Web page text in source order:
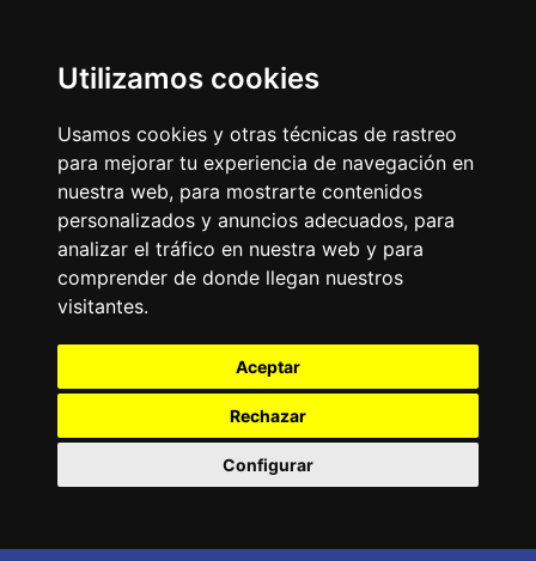
Utilizamos cookies
Usamos cookies y otras técnicas de rastreo
para mejorar tu experiencia de navegación en
nuestra web, para mostrarte contenidos
personalizados y anuncios adecuados, para
analizar el tráfico en nuestra web y para
comprender de donde llegan nuestros
visitantes.
Aceptar
Rechazar
Configurar